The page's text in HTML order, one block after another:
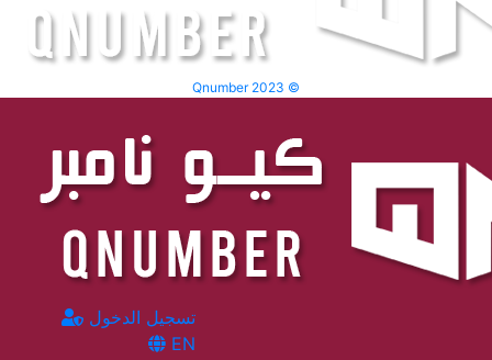
Qnumber 2023 ©
تسجيل الدخول
EN